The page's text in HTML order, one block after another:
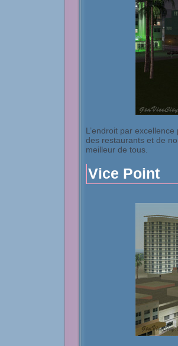
L’endroit par
des restaurants et de
meilleur de tous.
Vice Point